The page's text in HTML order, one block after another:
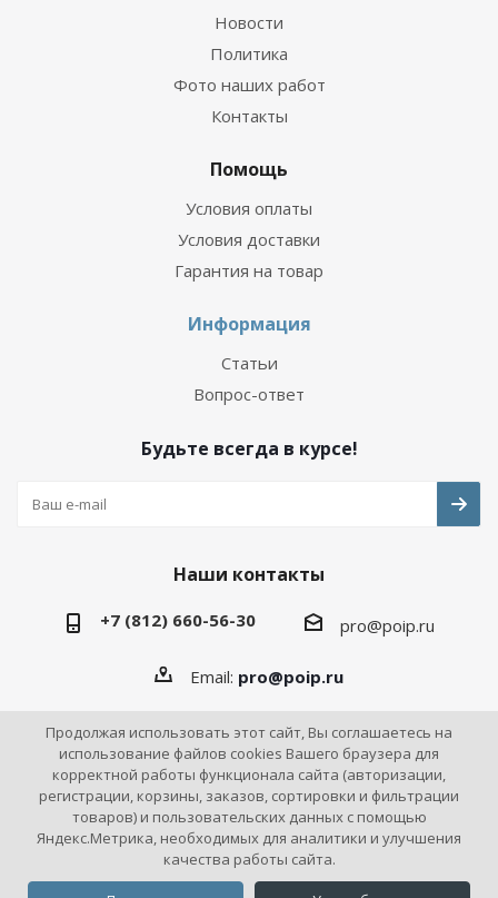
Новости
Политика
Фото наших работ
Контакты
Помощь
Условия оплаты
Условия доставки
Гарантия на товар
Информация
Статьи
Вопрос-ответ
Будьте всегда в курсе!
Наши контакты
+7 (812) 660-56-30 pro@poip.ru
Email: pro@poip.ru
2026 © ПО "Инновационная промышленность"
Продолжая использовать этот сайт, Вы соглашаетесь на
использование файлов cookies Вашего браузера для
корректной работы функционала сайта (авторизации,
регистрации, корзины, заказов, сортировки и фильтрации
товаров) и пользовательских данных с помощью
Яндекс.Метрика, необходимых для аналитики и улучшения
качества работы сайта.